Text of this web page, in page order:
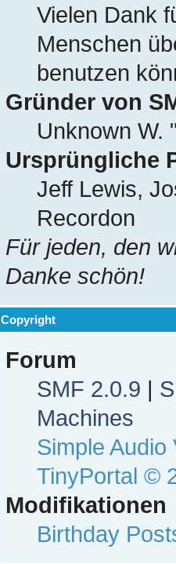
Vielen Dank
Menschen
benutzen
Gründer von
Unknown W.
Ursprüngliche
Jeff Lewis,
Recordon
Für jeden, den
Danke schön!
Copyright
Forum
SMF 2.0.9 |
Machines
Simple Audio
TinyPortal ©
Modifikationen
Birthday